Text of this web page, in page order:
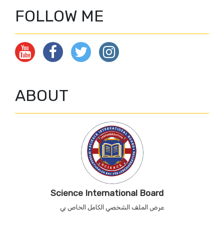
FOLLOW ME
ABOUT
Science International Board
عرض الملف الشخصي الكامل الخاص بي